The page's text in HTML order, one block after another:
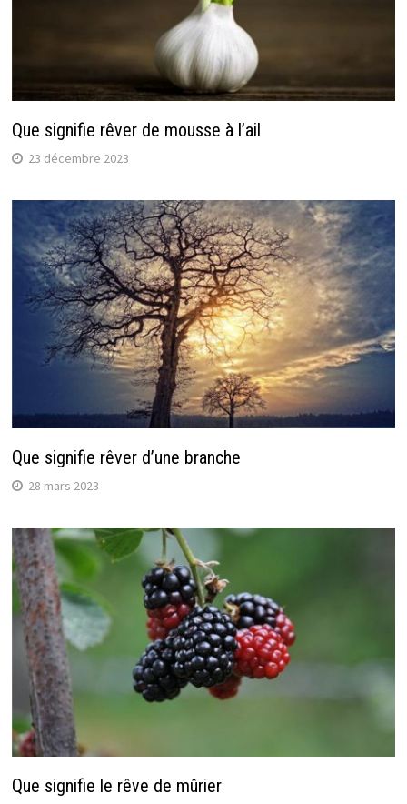
Que signifie rêver de mousse à l’ail
23 décembre 2023
Que signifie rêver d’une branche
28 mars 2023
Que signifie le rêve de mûrier